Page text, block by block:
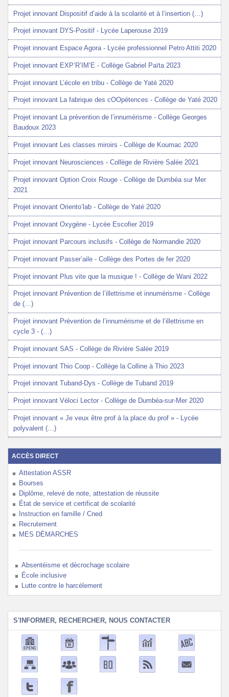
Projet innovant Dispositif d’aide à la scolarité et à l’insertion (…)
Projet innovant DYS-Positif - Lycée Laperouse 2019
Projet innovant Espace Agora - Lycée professionnel Petro Attiti 2020
Projet innovant EXP’R’IM’E - Collège Gabriel Païta 2023
Projet innovant L’école en tribu - Collège de Yaté 2020
Projet innovant La fabrique des cOOpétences - Collège de Yaté 2020
Projet innovant La prévention de l’innumérisme - Collège Georges
Baudoux 2023
Projet innovant Les classes miroirs - Collège de Koumac 2020
Projet innovant Neurosciences - Collège de Rivière Salée 2021
Projet innovant Option Croix Rouge - Collège de Dumbéa sur Mer
2021
Projet innovant Oriento’lab - Collège de Yaté 2020
Projet innovant Oxygène - Lycée Escofier 2019
Projet innovant Parcours inclusifs - Collège de Normandie 2020
Projet innovant Passer’aile - Collège des Portes de fer 2020
Projet innovant Plus vite que la musique ! - Collège de Wani 2022
Projet innovant Prévention de l’illettrisme et innumérisme - Collège
de (…)
Projet innovant Prévention de l’innumérisme et de l’illettrisme en
cycle 3 - (…)
Projet innovant SAS - Collège de Rivière Salée 2019
Projet innovant Thio Coop - Collège la Colline à Thio 2023
Projet innovant Tuband-Dys - Collège de Tuband 2019
Projet innovant Véloci Lector - Collège de Dumbéa-sur-Mer 2020
Projet innovant « Je veux être prof à la place du prof » - Lycée
polyvalent (…)
ACCÈS DIRECT
Attestation ASSR
Bourses
Diplôme, relevé de note, attestation de réussite
État de service et certificat de scolarité
Instruction en famille / Cned
Recrutement
MES DÉMARCHES
Absentéisme et décrochage scolaire
École inclusive
Lutte contre le harcèlement
S'INFORMER, RECHERCHER, NOUS CONTACTER